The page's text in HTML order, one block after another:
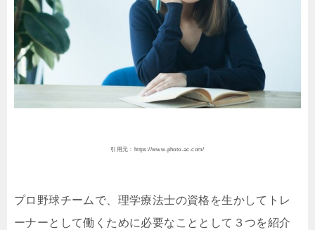
引用元：https://www.photo-ac.com/
プロ野球チームで、理学療法士の資格を生かしてトレ
ーナーとして働くために必要なこととして３つを紹介